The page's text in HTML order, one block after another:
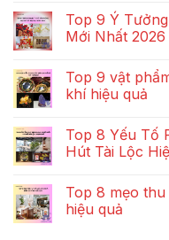
Top 9 Ý
Mới Nhất 2026
Top 9 vật
khí hiệu quả
Top 8 Yếu Tố
Hút Tài Lộc
Top 8 mẹo
hiệu quả